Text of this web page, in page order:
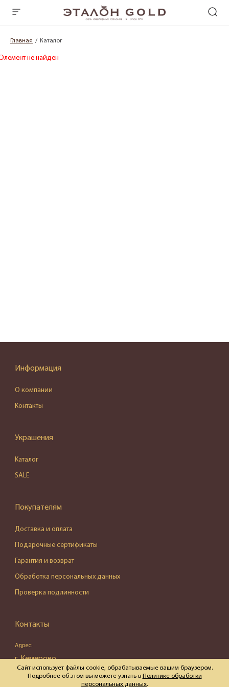
Главная Каталог
Элемент не найден
Информация
О компании
Контакты
Украшения
Каталог
SALE
Покупателям
Доставка и оплата
Подарочные сертификаты
Гарантия и возврат
Обработка персональных данных
Проверка подлинности
Контакты
Адрес:
г. Кемерово,
ул. Весенняя, д. 16, пом. 87
Сайт использует файлы cookie, обрабатываемые вашим браузером.
Подробнее об этом вы можете узнать в Политике обработки
персональных данных.